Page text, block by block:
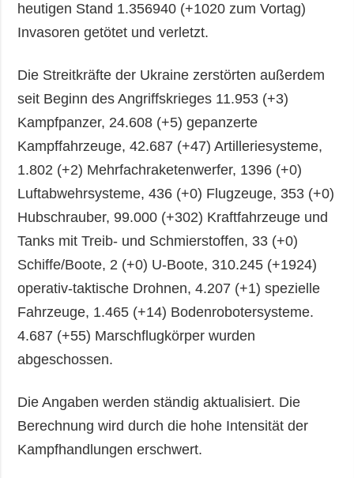
heutigen Stand 1.356940 (+1020 zum Vortag)
Invasoren getötet und verletzt.
Die Streitkräfte der Ukraine zerstörten außerdem
seit Beginn des Angriffskrieges 11.953 (+3)
Kampfpanzer, 24.608 (+5) gepanzerte
Kampffahrzeuge, 42.687 (+47) Artilleriesysteme,
1.802 (+2) Mehrfachraketenwerfer, 1396 (+0)
Luftabwehrsysteme, 436 (+0) Flugzeuge, 353 (+0)
Hubschrauber, 99.000 (+302) Kraftfahrzeuge und
Tanks mit Treib- und Schmierstoffen, 33 (+0)
Schiffe/Boote, 2 (+0) U-Boote, 310.245 (+1924)
operativ-taktische Drohnen, 4.207 (+1) spezielle
Fahrzeuge, 1.465 (+14) Bodenrobotersysteme.
4.687 (+55) Marschflugkörper wurden
abgeschossen.
Die Angaben werden ständig aktualisiert. Die
Berechnung wird durch die hohe Intensität der
Kampfhandlungen erschwert.